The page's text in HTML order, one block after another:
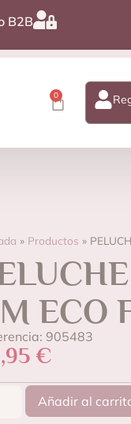
B2B
0
» Productos »
ECO
905483
€
Añadir al